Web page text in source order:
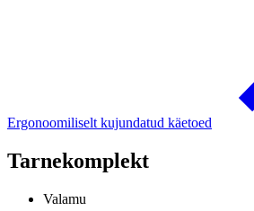
Ergonoomiliselt kujundatud käetoed
Tarnekomplekt
Valamu